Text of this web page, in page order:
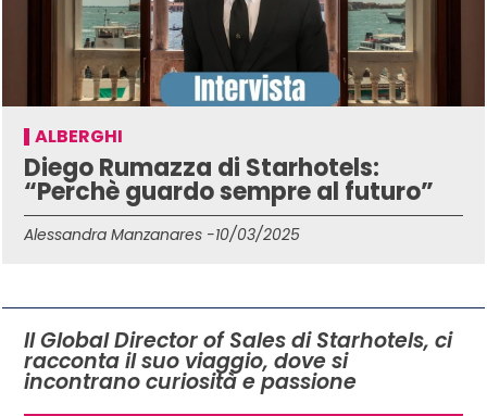
ALBERGHI
Diego Rumazza di Starhotels:
“Perchè guardo sempre al futuro”
Alessandra Manzanares -10/03/2025
Il Global Director of Sales di Starhotels, ci
racconta il suo viaggio, dove si
incontrano curiosità e passione